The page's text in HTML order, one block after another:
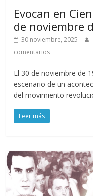
Evocan en
de noviembre
30 noviembre, 2025
comentarios
El 30 de noviembre de
escenario de un
del movimiento
Leer más